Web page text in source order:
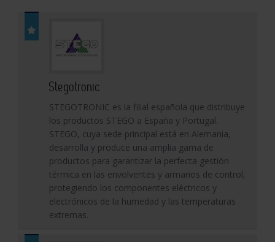
Stegotronic
STEGOTRONIC es la filial española que distribuye
los productos STEGO a España y Portugal.
STEGO, cuya sede principal está en Alemania,
desarrolla y produce una amplia gama de
productos para garantizar la perfecta gestión
térmica en las envolventes y armarios de control,
protegiendo los componentes eléctricos y
electrónicos de la humedad y las temperaturas
extremas.